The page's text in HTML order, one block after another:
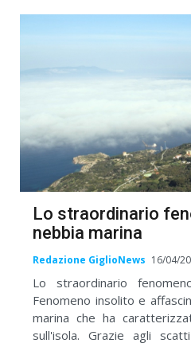
Lo straordinario
nebbia marina
Redazione GiglioNews 16/04/
Lo straordinario
Fenomeno insolito e
marina che ha
sull'isola. Grazie agli